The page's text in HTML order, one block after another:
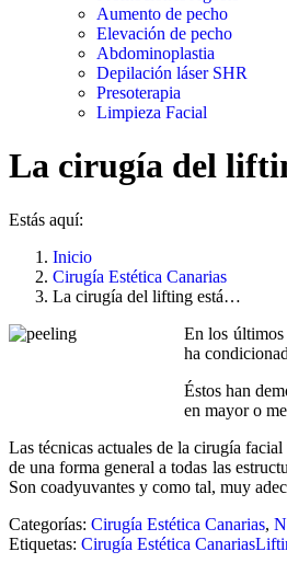
Aumento de pecho
Elevación de pecho
Abdominoplastia
Depilación láser SHR
Presoterapia
Limpieza Facial
La cirugía del
Estás aquí:
Inicio
Cirugía Estética Canarias
La cirugía del lifting está…
En los últimos
ha
Éstos han
en mayor o
Las técnicas actuales de la cirugía
de una forma general a todas las
Son coadyuvantes y como tal, muy
Categorías: Cirugía Estética Canarias,
Etiquetas: Cirugía Estética Canarias